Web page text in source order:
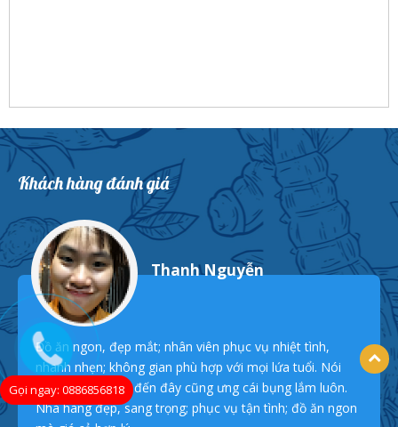
Khách hàng đánh giá
Thanh Nguyễn
Đồ ăn ngon, đẹp mắt; nhân viên phục vụ nhiệt tình,
nhanh nhẹn; không gian phù hợp với mọi lứa tuổi. Nói
chung lần nào đi đến đây cũng ưng cái bụng lắm luôn.
Nhà hàng đẹp, sang trọng; phục vụ tận tình; đồ ăn ngon
Gọi ngay: 0886856818